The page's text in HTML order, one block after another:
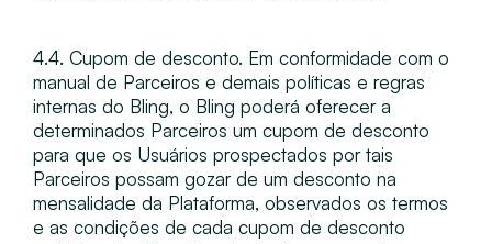
4.4. Cupom de desconto​. Em conformidade com o
manual de Parceiros e demais políticas e regras
internas do Bling, o Bling poderá oferecer a
determinados Parceiros um cupom de desconto
para que os Usuários prospectados por tais
Parceiros possam gozar de um desconto na
mensalidade da Plataforma, observados os termos
e as condições de cada cupom de desconto